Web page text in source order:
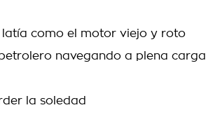
latía como el motor viejo y roto
navegando a plena carga
la soledad